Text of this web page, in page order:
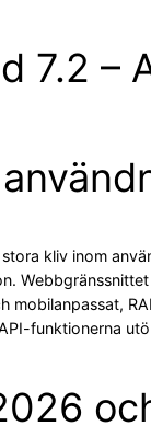
7.2 –
kliv inom
mobilanpassat,
funktionerna